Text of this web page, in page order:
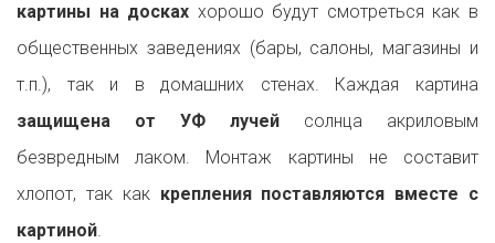
картины на досках хорошо будут смотреться как в
общественных заведениях (бары, салоны, магазины и
т.п.), так и в домашних стенах. Каждая картина
защищена от УФ лучей солнца акриловым
безвредным лаком. Монтаж картины не составит
хлопот, так как крепления поставляются вместе с
картиной.